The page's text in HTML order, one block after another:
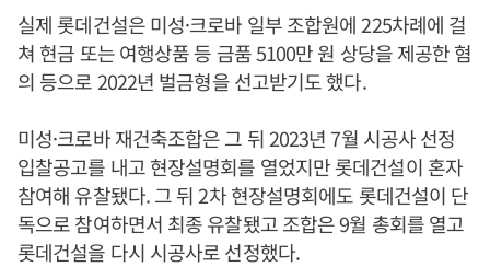
실제 롯데건설은 미성·크로바 일부 조합원에 225차례에 걸
쳐 현금 또는 여행상품 등 금품 5100만 원 상당을 제공한 혐
의 등으로 2022년 벌금형을 선고받기도 했다.
미성·크로바 재건축조합은 그 뒤 2023년 7월 시공사 선정
입찰공고를 내고 현장설명회를 열었지만 롯데건설이 혼자
참여해 유찰됐다. 그 뒤 2차 현장설명회에도 롯데건설이 단
독으로 참여하면서 최종 유찰됐고 조합은 9월 총회를 열고
롯데건설을 다시 시공사로 선정했다.